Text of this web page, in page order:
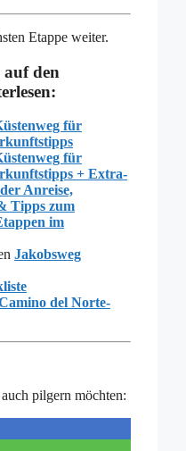
Etappe weiter.
den
für
für
+ Extra-
Anreise,
Tipps zum
im
Jakobsweg
del Norte-
pilgern möchten: